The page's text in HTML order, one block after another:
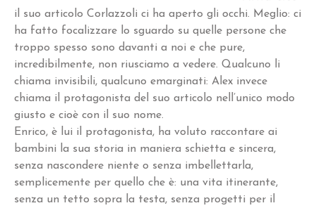
il suo articolo Corlazzoli ci ha aperto gli occhi. Meglio: ci
ha fatto focalizzare lo sguardo su quelle persone che
troppo spesso sono davanti a noi e che pure,
incredibilmente, non riusciamo a vedere. Qualcuno li
chiama invisibili, qualcuno emarginati: Alex invece
chiama il protagonista del suo articolo nell’unico modo
giusto e cioè con il suo nome.
Enrico, è lui il protagonista, ha voluto raccontare ai
bambini la sua storia in maniera schietta e sincera,
senza nascondere niente o senza imbellettarla,
semplicemente per quello che è: una vita itinerante,
senza un tetto sopra la testa, senza progetti per il